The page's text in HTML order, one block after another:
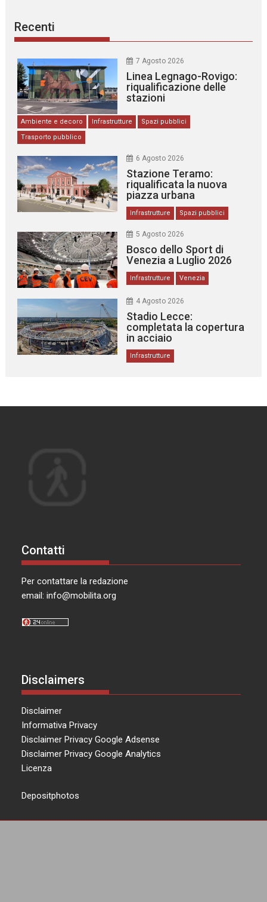
Recenti
7 Agosto 2026
Linea Legnago-Rovigo:
riqualificazione delle
stazioni
Ambiente e decoro Infrastrutture
Spazi pubblici
Trasporto pubblico
6 Agosto 2026
Stazione Teramo:
riqualificata la nuova
piazza urbana
Infrastrutture Spazi pubblici
5 Agosto 2026
Bosco dello Sport di
Venezia a Luglio 2026
Infrastrutture Venezia
4 Agosto 2026
Stadio Lecce:
completata la copertura
in acciaio
Infrastrutture
Contatti
Per contattare la redazione
email:info@mobilita.org
Disclaimers
Disclaimer
Informativa Privacy
Disclaimer Privacy Google Adsense
Disclaimer Privacy Google Analytics
Licenza
Depositphotos